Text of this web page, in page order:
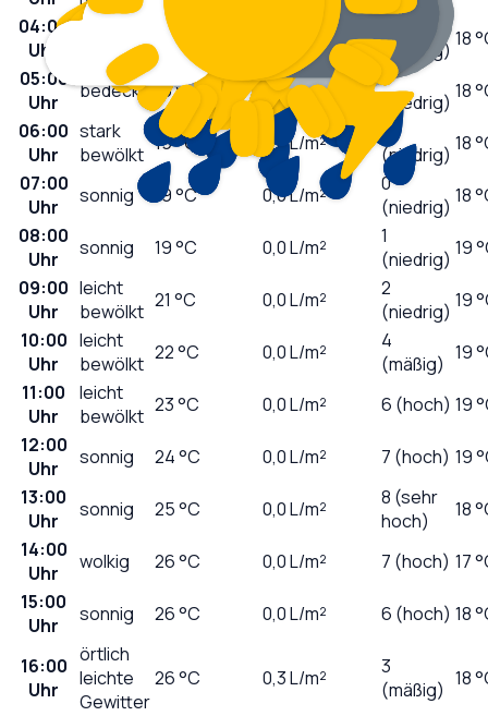
04:00
Uhr
19°C
(niedrig) 18
05:00
Uhr
bedeckt 19°C 0,0 L/m²
0
(niedrig) 18
06:00
Uhr
stark
bewölkt 19°C 0,0 L/m²
0
(niedrig) 18
07:00
Uhr
sonnig 19°C 0,0L/m²
0
(niedrig) 18
08:00
Uhr
sonnig 19°C 0,0L/m²
1
(niedrig) 19
09:00
Uhr
leicht
bewölkt 21 °C 0,0L/m²
2
(niedrig) 19
10:00
Uhr
leicht
bewölkt 22°C 0,0L/m²
4
(mäßig) 19
11:00
Uhr
leicht
bewölkt 23°C 0,0L/m² 6 (hoch) 19
12:00
Uhr
sonnig 24°C 0,0L/m² 7 (hoch) 19
13:00
Uhr
sonnig 25°C 0,0L/m²
8 (sehr
hoch)
18
14:00
Uhr
wolkig 26°C 0,0L/m² 7 (hoch) 17
15:00
Uhr
sonnig 26°C 0,0L/m² 6 (hoch) 18
16:00
Uhr
örtlich
leichte
Gewitter
26°C 0,3L/m²
3
(mäßig) 18